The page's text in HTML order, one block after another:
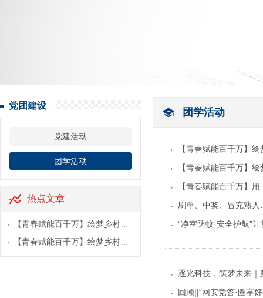
党团建设
党建活动
团学活动
热点文章
【青春赋能百千万】绘梦乡村…
【青春赋能百千万】绘梦乡村…
团学活动
【青春赋能百千万】
【青春赋能百千万】
【青春赋能百千万】
刷单、中奖、冒充熟
“净室防蚊·安全护航”
逐光科技，筑梦未来
回顾||“网安竞答·圈享